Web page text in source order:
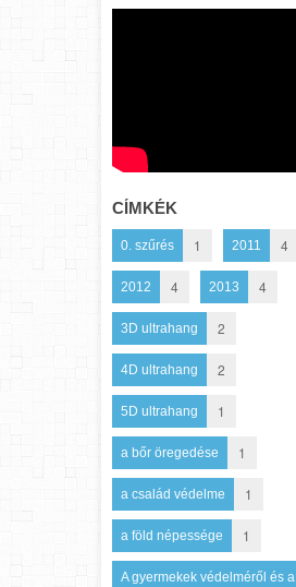
CÍMKÉK
0. szűrés 1 2011 4
2012 4 2013 4
3D ultrahang 2
4D ultrahang 2
5D ultrahang 1
a bőr öregedése 1
a család védelme 1
a föld népessége 1
A gyermekek védelméről és a